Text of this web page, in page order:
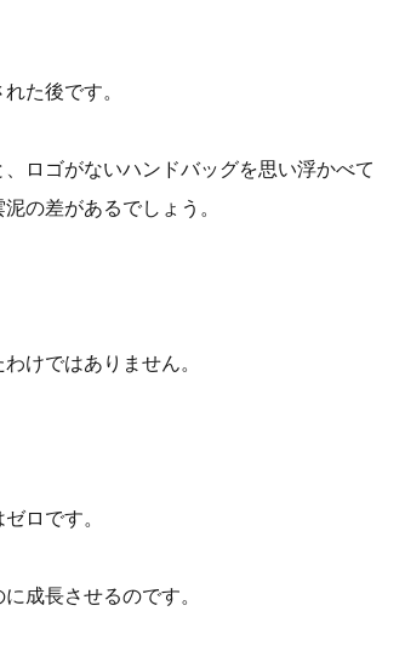
た後です。
ロゴがないハンドバッグを思い浮かべて
の差があるでしょう。
けではありません。
ロです。
成長させるのです。